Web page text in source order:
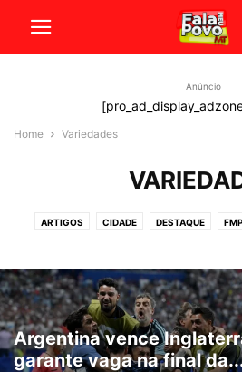
Anúncio
Home Variedades
ARTIGOS CIDADE DESTAQUE FMP
Argentina vence
garante vaga na final